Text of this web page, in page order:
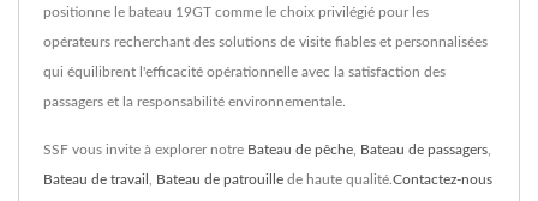
positionne le bateau 19GT comme le choix privilégié pour les
opérateurs recherchant des solutions de visite fiables et personnalisées
qui équilibrent l'efficacité opérationnelle avec la satisfaction des
passagers et la responsabilité environnementale.
SSF vous invite à explorer notre Bateau de pêche, Bateau de passagers,
Bateau de travail , Bateau de patrouille de haute qualité.Contactez-nous